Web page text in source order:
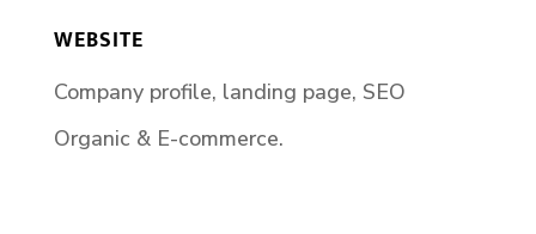
WEBSITE
Company profile, landing page, SEO
Organic & E-commerce.